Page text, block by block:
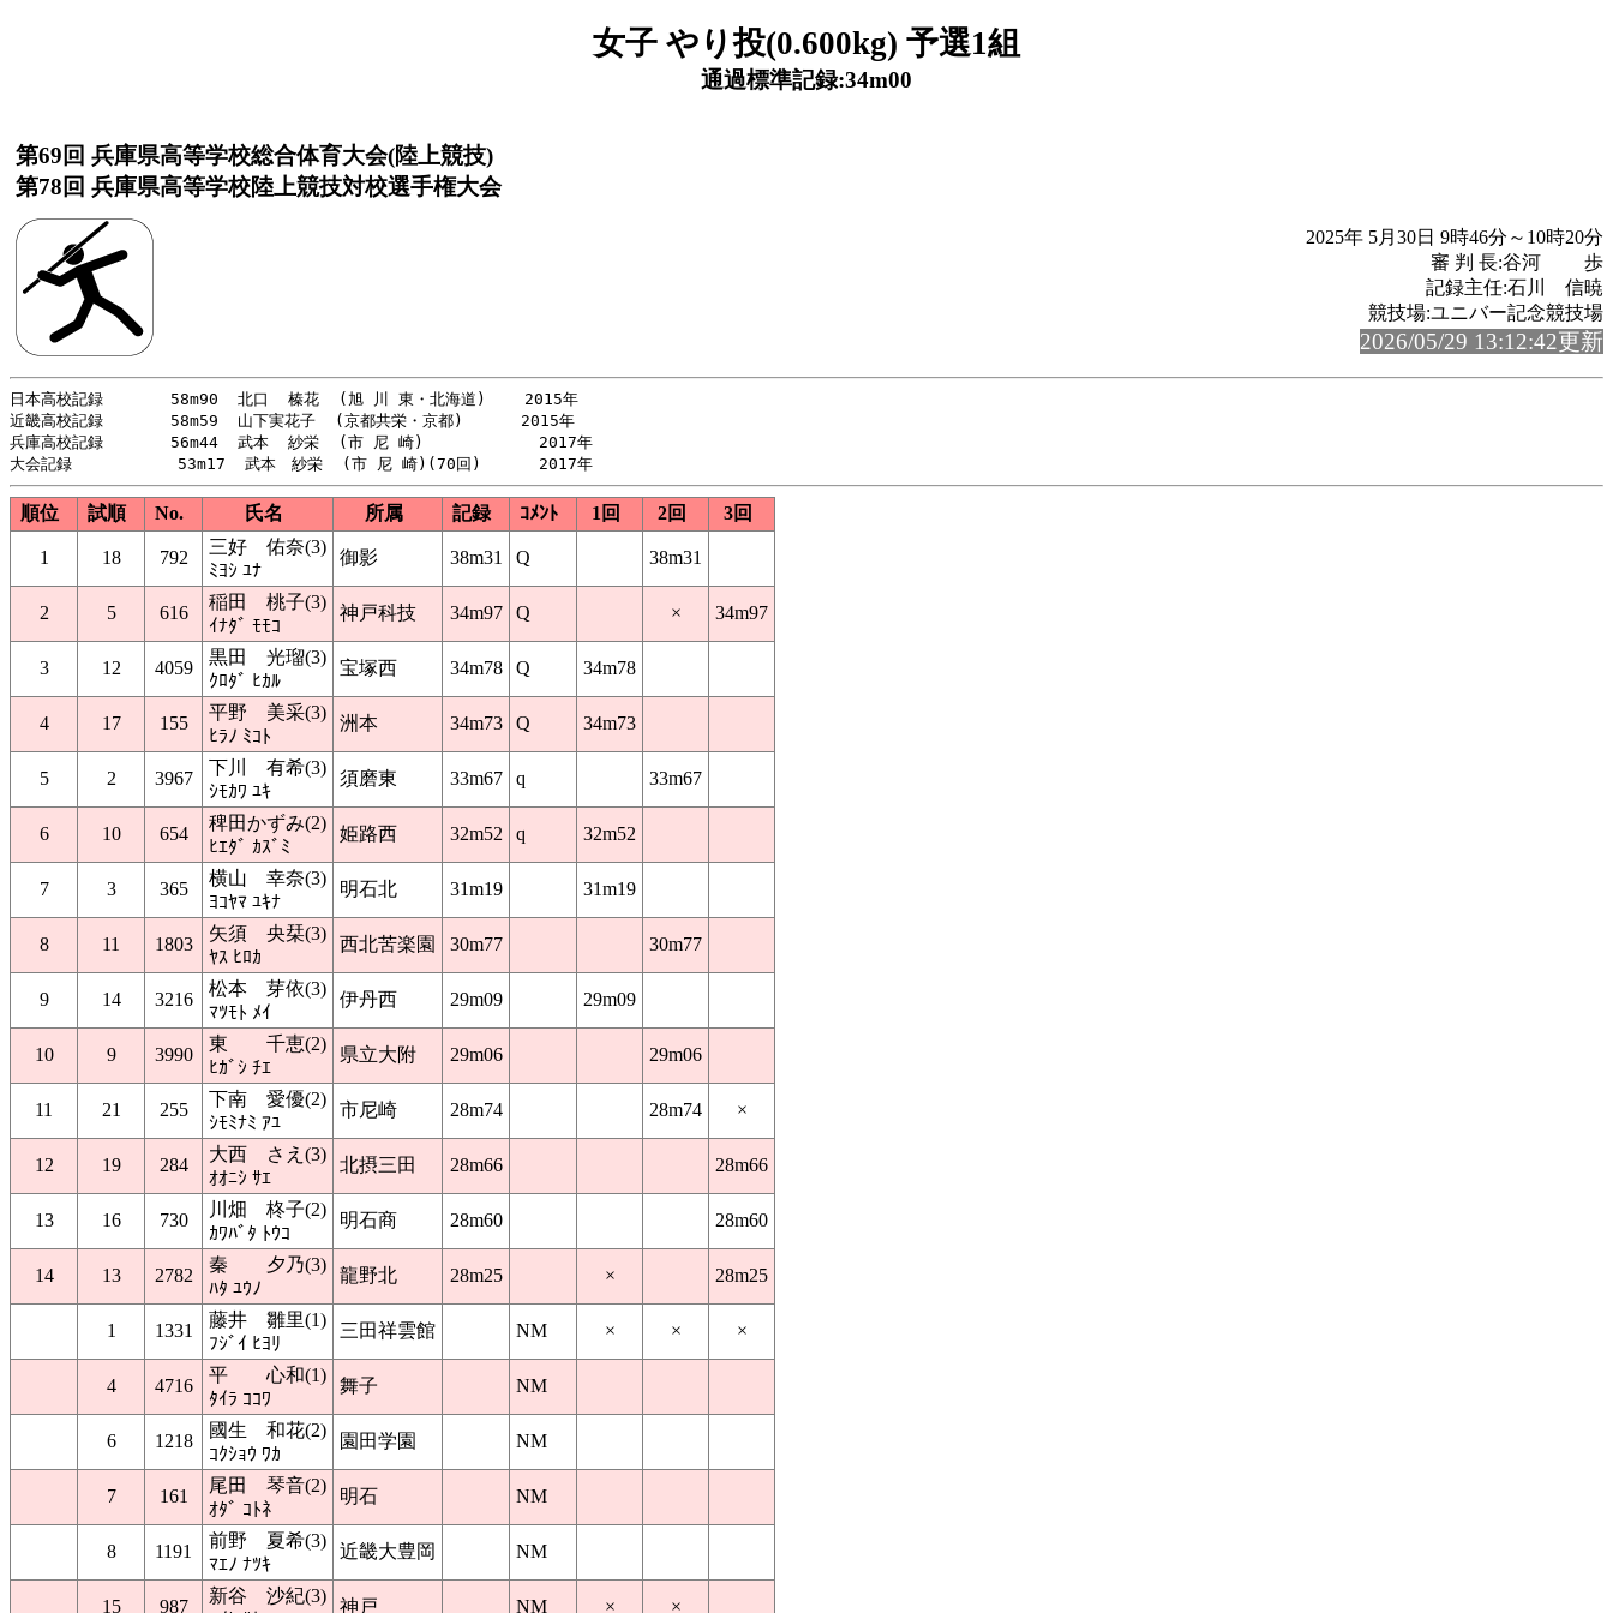
女子 やり投(0.600kg) 予選1組
通過標準記録:34m00
第69回 兵庫県高等学校総合体育大会(陸上競技)
第78回 兵庫県高等学校陸上競技対校選手権大会
2025年 5月30日 9時46分～10時20分
審 判 長:谷河 歩
記録主任:石川 信暁
競技場:ユニバー記念競技場
2026/05/29 13:12:42更新
日本高校記録       58m90  北口  榛花  (旭 川 東・北海道)    2015年
近畿高校記録       58m59  山下実花子  (京都共栄・京都)      2015年
兵庫高校記録       56m44  武本  紗栄  (市 尼 崎)            2017年
順位 試順 No. 氏名 所属 記録 ｺﾒﾝﾄ 1回 2回 3回
1 18 792
三好 佑奈(3)
ﾐﾖｼ ﾕﾅ
御影 38m31 Q 38m31
2 5 616
稲田 桃子(3)
ｲﾅﾀﾞ ﾓﾓｺ
神戸科技 34m97 Q × 34m97
3 12 4059
黒田 光瑠(3)
ｸﾛﾀﾞ ﾋｶﾙ
宝塚西 34m78 Q 34m78
4 17 155
平野 美采(3)
ﾋﾗﾉ ﾐｺﾄ
洲本 34m73 Q 34m73
5 2 3967
下川 有希(3)
ｼﾓｶﾜ ﾕｷ
須磨東 33m67 q 33m67
6 10 654
稗田かずみ(2)
ﾋｴﾀﾞ ｶｽﾞﾐ
姫路西 32m52 q 32m52
7 3 365
横山 幸奈(3)
ﾖｺﾔﾏ ﾕｷﾅ
明石北 31m19 31m19
8 11 1803
矢須 央栞(3)
ﾔｽ ﾋﾛｶ
西北苦楽園 30m77 30m77
9 14 3216
松本 芽依(3)
ﾏﾂﾓﾄ ﾒｲ
伊丹西 29m09 29m09
10 9 3990
東 千恵(2)
ﾋｶﾞｼ ﾁｴ
県立大附 29m06 29m06
11 21 255
下南 愛優(2)
ｼﾓﾐﾅﾐ ｱﾕ
市尼崎 28m74 28m74 ×
12 19 284
大西 さえ(3)
ｵｵﾆｼ ｻｴ
北摂三田 28m66 28m66
13 16 730
川畑 柊子(2)
ｶﾜﾊﾞﾀ ﾄｳｺ
明石商 28m60 28m60
14 13 2782
秦 夕乃(3)
ﾊﾀ ﾕｳﾉ
龍野北 28m25 × 28m25
1 1331
藤井 雛里(1)
ﾌｼﾞｲ ﾋﾖﾘ
三田祥雲館 NM × × ×
4 4716
平 心和(1)
ﾀｲﾗ ｺｺﾜ
舞子 NM
6 1218
國生 和花(2)
ｺｸｼｮｳ ﾜｶ
園田学園 NM
7 161
尾田 琴音(2)
ｵﾀﾞ ｺﾄﾈ
明石 NM
8 1191
前野 夏希(3)
ﾏｴﾉ ﾅﾂｷ
近畿大豊岡 NM
15 987
新谷 沙紀(3)
神戸 NM × ×